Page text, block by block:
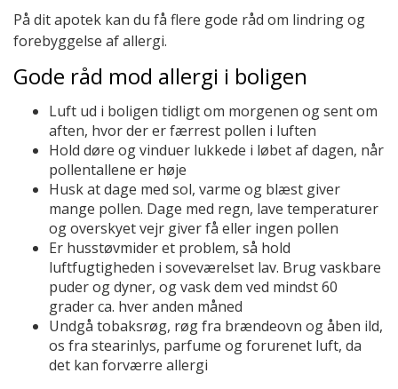
På dit apotek kan du få flere gode råd om lindring og
forebyggelse af allergi.
Gode råd mod allergi i boligen
Luft ud i boligen tidligt om morgenen og sent om
aften, hvor der er færrest pollen i luften
Hold døre og vinduer lukkede i løbet af dagen, når
pollentallene er høje
Husk at dage med sol, varme og blæst giver
mange pollen. Dage med regn, lave temperaturer
og overskyet vejr giver få eller ingen pollen
Er husstøvmider et problem, så hold
luftfugtigheden i soveværelset lav. Brug vaskbare
puder og dyner, og vask dem ved mindst 60
grader ca. hver anden måned
Undgå tobaksrøg, røg fra brændeovn og åben ild,
os fra stearinlys, parfume og forurenet luft, da
det kan forværre allergi